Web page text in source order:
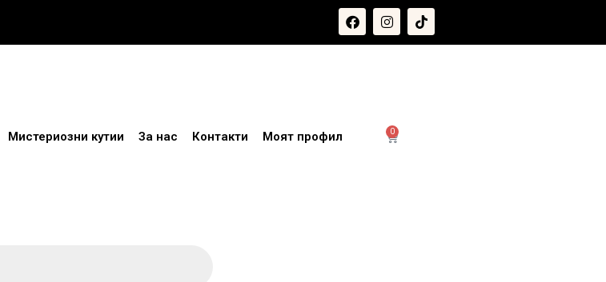
0
Мистериозни кутии За нас Контакти Моят профил